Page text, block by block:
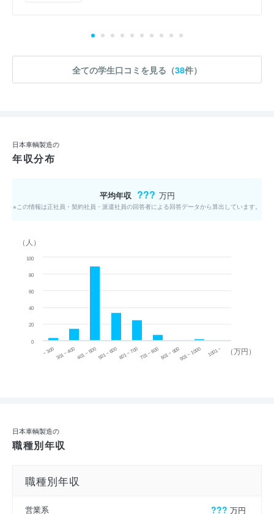
全ての学生口コミを見る（38件）
日本車輌製造の
年収分布
平均年収 ??? 万円
※この情報は正社員・契約社員・派遣社員の回答者による回答データから算出しています。
（万円）
（人）
~ 300 301 ~ 400 401 ~ 500501 ~ 600601 ~ 700701 ~ 800801 ~ 900901 ~ 1000 1001 ~
0
20
40
60
80
100
日本車輌製造の
職種別年収
職種別年収
営業系 ??? 万円